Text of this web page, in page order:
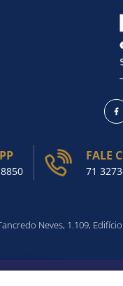
FALE
71
Neves, 1.109,